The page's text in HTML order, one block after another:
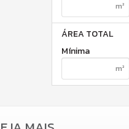
ÁREA TOTAL
Mínima